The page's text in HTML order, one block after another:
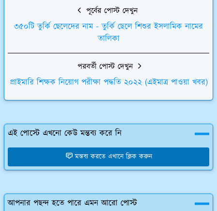
পূর্বের পোস্ট দেখুন
৩৫০টি তুর্কি ছেলেদের নাম - তুর্কি ছেলে শিশুর ইসলামিক নামের
তালিকা
পরবর্তী পোস্ট দেখুন
প্রাইমারি শিক্ষক নিয়োগ পরীক্ষা পদ্ধতি ২০২২ (এইমাত্র পাওয়া খবর)
এই পোস্টে এখনো কেউ মন্তব্য করে নি
মন্তব্য করতে এখানে ক্লিক করুন
আপনার পছন্দ হতে পারে এমন আরো পোস্ট